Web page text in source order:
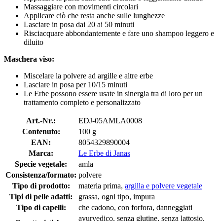
Massaggiare con movimenti circolari
Applicare ciò che resta anche sulle lunghezze
Lasciare in posa dai 20 ai 50 minuti
Risciacquare abbondantemente e fare uno shampoo leggero e
diluito
Maschera viso:
Miscelare la polvere ad argille e altre erbe
Lasciare in posa per 10/15 minuti
Le Erbe possono essere usate in sinergia tra di loro per un
trattamento completo e personalizzato
Art.-Nr.:
EDJ-05AMLA0008
Contenuto:
100 g
EAN:
8054329890004
Marca:
Le Erbe di Janas
Specie vegetale:
amla
Consistenza/formato: polvere
Tipo di prodotto:
materia prima, argilla e polvere vegetale
Tipi di pelle adatti:
grassa, ogni tipo, impura
Tipo di capelli:
che cadono, con forfora, danneggiati
ayurvedico, senza glutine, senza lattosio,